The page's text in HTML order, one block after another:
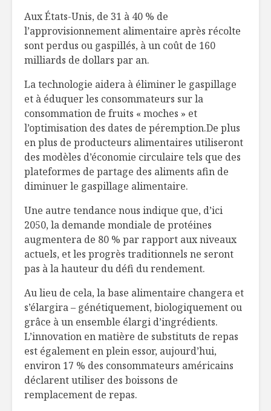
Aux États-Unis, de 31 à 40 % de
l’approvisionnement alimentaire après récolte
sont perdus ou gaspillés, à un coût de 160
milliards de dollars par an.
La technologie aidera à éliminer le gaspillage
et à éduquer les consommateurs sur la
consommation de fruits « moches » et
l’optimisation des dates de péremption.De plus
en plus de producteurs alimentaires utiliseront
des modèles d’économie circulaire tels que des
plateformes de partage des aliments afin de
diminuer le gaspillage alimentaire.
Une autre tendance nous indique que, d’ici
2050, la demande mondiale de protéines
augmentera de 80 % par rapport aux niveaux
actuels, et les progrès traditionnels ne seront
pas à la hauteur du défi du rendement.
Au lieu de cela, la base alimentaire changera et
s’élargira – génétiquement, biologiquement ou
grâce à un ensemble élargi d’ingrédients.
L’innovation en matière de substituts de repas
est également en plein essor, aujourd’hui,
environ 17 % des consommateurs américains
déclarent utiliser des boissons de
remplacement de repas.